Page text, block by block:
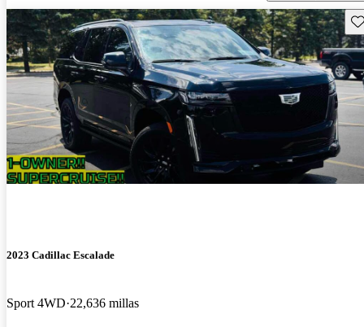
2023 Cadillac Escalade
Sport 4WD 22,636 millas